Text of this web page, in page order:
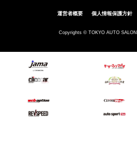
運営者概要 個人情報保護方針
Copyrights © TOKYO AUTO